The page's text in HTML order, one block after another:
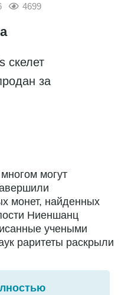
4699
скелет
за
могут
монет, найденных
Ниеншанц
учеными
раритеты раскрыли